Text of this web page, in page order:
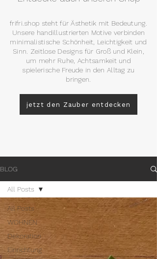
frifri.shop steht für Ästhetik mit Bedeutung.
Unsere handillustrierten Motive verbinden
minimalistische Schönheit, Leichtigkeit und
Sinn. Zeitlose Designs für Groß und Klein,
um mehr Ruhe, Achtsamkeit und
spielerische Freude in den Alltag zu
bringen.
jetzt den Zauber entdecken
BLOG
All Posts
WOHNEN
Dekoration
Einrichtung
All Posts